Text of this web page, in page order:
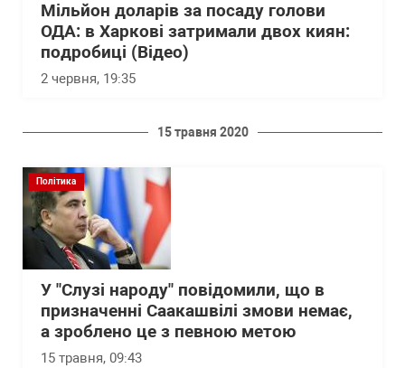
Мільйон доларів за посаду голови
ОДА: в Харкові затримали двох киян:
подробиці (Відео)
2 червня, 19:35
15 травня 2020
Політика
У "Слузі народу" повідомили, що в
призначенні Саакашвілі змови немає,
а зроблено це з певною метою
15 травня, 09:43